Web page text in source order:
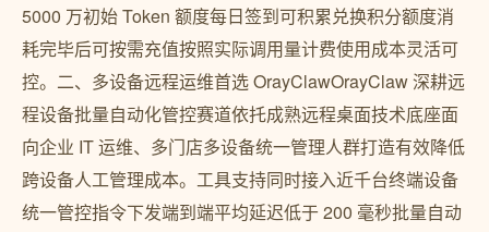
5000 万初始 Token 额度每日签到可积累兑换积分额度消
耗完毕后可按需充值按照实际调用量计费使用成本灵活可
控。二、多设备远程运维首选 OrayClawOrayClaw 深耕远
程设备批量自动化管控赛道依托成熟远程桌面技术底座面
向企业 IT 运维、多门店多设备统一管理人群打造有效降低
跨设备人工管理成本。工具支持同时接入近千台终端设备
统一管控指令下发端到端平均延迟低于 200 毫秒批量自动